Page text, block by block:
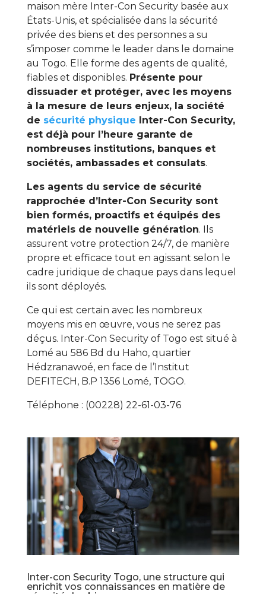
maison mère Inter-Con Security basée aux
États-Unis, et spécialisée dans la sécurité
privée des biens et des personnes a su
s’imposer comme le leader dans le domaine
au Togo. Elle forme des agents de qualité,
fiables et disponibles. Présente pour
dissuader et protéger, avec les moyens
à la mesure de leurs enjeux, la société
de sécurité physique Inter-Con Security,
est déjà pour l’heure garante de
nombreuses institutions, banques et
sociétés, ambassades et consulats.
Les agents du service de sécurité
rapprochée d’Inter-Con Security sont
bien formés, proactifs et équipés des
matériels de nouvelle génération. Ils
assurent votre protection 24/7, de manière
propre et efficace tout en agissant selon le
cadre juridique de chaque pays dans lequel
ils sont déployés.
Ce qui est certain avec les nombreux
moyens mis en œuvre, vous ne serez pas
déçus. Inter-Con Security of Togo est situé à
Lomé au 586 Bd du Haho, quartier
Hédzranawoé, en face de l’Institut
DEFITECH, B.P 1356 Lomé, TOGO.
Téléphone : (00228) 22-61-03-76
Inter-con Security Togo, une structure qui
enrichit vos connaissances en matière de